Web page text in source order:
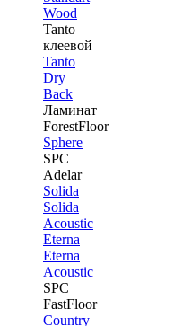
Wood
Tanto
клеевой
Tanto
Dry
Back
Ламинат
ForestFloor
Sphere
SPC
Adelar
Solida
Solida
Acoustic
Eterna
Eterna
Acoustic
SPC
FastFloor
Country